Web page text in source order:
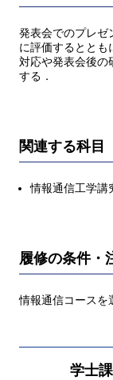
発表会でのプレゼ
に評価するととも
対応や発表会後の
する．
関連する科目
情報通信工学講
履修の条件・
情報通信コースを
学士